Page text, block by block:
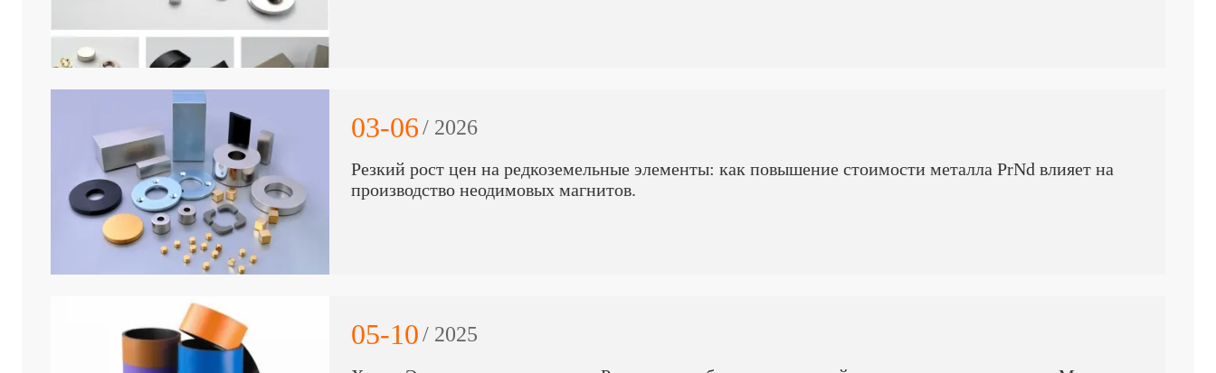
03-06/ 2026
Резкий рост цен на редкоземельные элементы: как повышение стоимости металла PrNd влияет на
производство неодимовых магнитов.
05-10/ 2025